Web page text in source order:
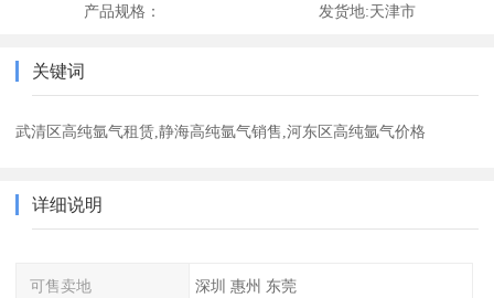
产品规格： 发货地:天津市
关键词
武清区高纯氩气租赁,静海高纯氩气销售,河东区高纯氩气价格
详细说明
可售卖地 深圳 惠州 东莞